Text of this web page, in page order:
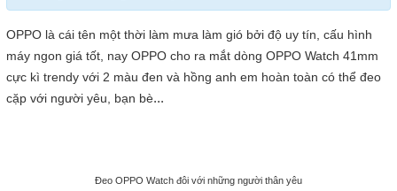
OPPO là cái tên một thời làm mưa làm gió bởi độ uy tín, cấu hình
máy ngon giá tốt, nay OPPO cho ra mắt dòng OPPO Watch 41mm
cực kì trendy với 2 màu đen và hồng anh em hoàn toàn có thể đeo
cặp với người yêu, bạn bè...
Đeo OPPO Watch đôi với những người thân yêu